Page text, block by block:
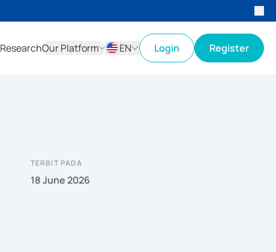
ResearchOur Platform
EN
Login Register
TERBIT PADA
18 June 2026